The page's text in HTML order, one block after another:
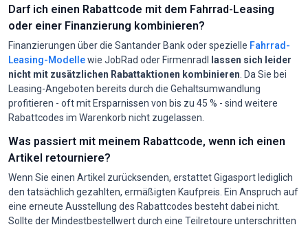
Darf ich einen Rabattcode mit dem Fahrrad-Leasing
oder einer Finanzierung kombinieren?
Finanzierungen über die Santander Bank oder spezielle Fahrrad-
Leasing-Modellewie JobRad oder Firmenradl lassen sich leider
nicht mit zusätzlichen Rabattaktionen kombinieren . Da Sie bei
Leasing-Angeboten bereits durch die Gehaltsumwandlung
profitieren - oft mit Ersparnissen von bis zu 45 % - sind weitere
Rabattcodes im Warenkorb nicht zugelassen.
Was passiert mit meinem Rabattcode, wenn ich einen
Artikel retourniere?
Wenn Sie einen Artikel zurücksenden, erstattet Gigasport lediglich
den tatsächlich gezahlten, ermäßigten Kaufpreis. Ein Anspruch auf
eine erneute Ausstellung des Rabattcodes besteht dabei nicht.
Sollte der Mindestbestellwert durch eine Teilretoure unterschritten